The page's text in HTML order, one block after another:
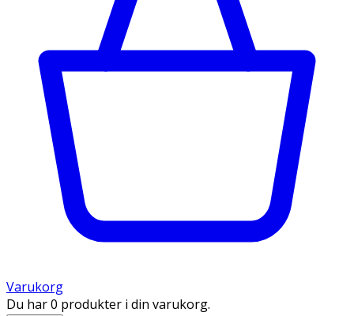
Varukorg
Du har 0 produkter i din varukorg.